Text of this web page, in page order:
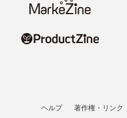
ヘルプ 著作権・リンク